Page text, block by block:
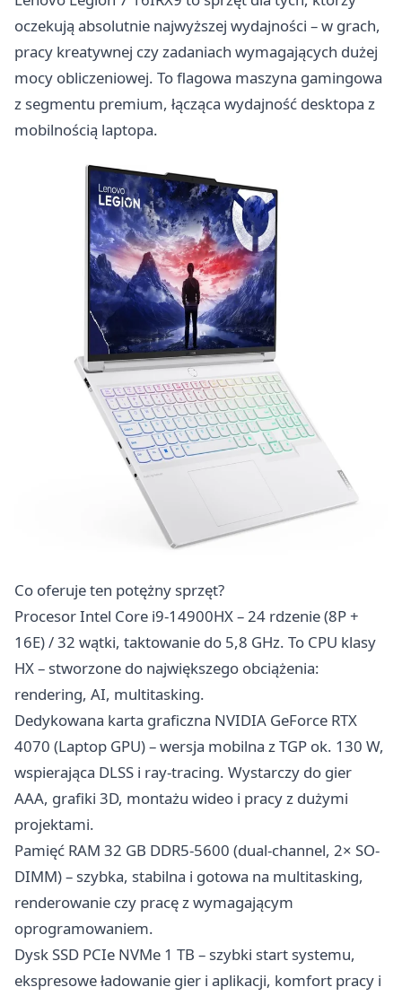
oczekują absolutnie najwyższej wydajności – w grach,
pracy kreatywnej czy zadaniach wymagających dużej
mocy obliczeniowej. To flagowa maszyna gamingowa
z segmentu premium, łącząca wydajność desktopa z
mobilnością laptopa.
Co oferuje ten potężny sprzęt?
Procesor Intel Core i9-14900HX – 24 rdzenie (8P +
16E) / 32 wątki, taktowanie do 5,8 GHz. To CPU klasy
HX – stworzone do największego obciążenia:
rendering, AI, multitasking.
Dedykowana karta graficzna NVIDIA GeForce RTX
4070 (Laptop GPU) – wersja mobilna z TGP ok. 130 W,
wspierająca DLSS i ray-tracing. Wystarczy do gier
AAA, grafiki 3D, montażu wideo i pracy z dużymi
projektami.
Pamięć RAM 32 GB DDR5-5600 (dual-channel, 2× SO-
DIMM) – szybka, stabilna i gotowa na multitasking,
renderowanie czy pracę z wymagającym
oprogramowaniem.
Dysk SSD PCIe NVMe 1 TB – szybki start systemu,
ekspresowe ładowanie gier i aplikacji, komfort pracy i